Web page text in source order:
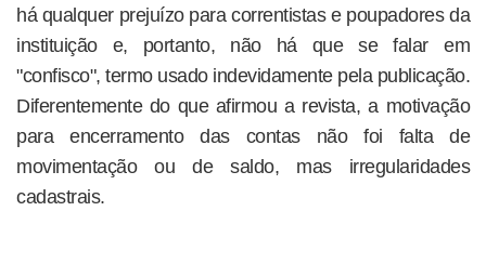
há qualquer prejuízo para correntistas e poupadores da
instituição e, portanto, não há que se falar em
"confisco", termo usado indevidamente pela publicação.
Diferentemente do que afirmou a revista, a motivação
para encerramento das contas não foi falta de
movimentação ou de saldo, mas irregularidades
cadastrais.